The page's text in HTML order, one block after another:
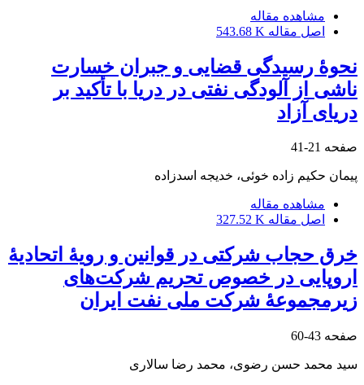
مشاهده مقاله
اصل مقاله 543.68 K
نحوۀ رسیدگی قضایی و جبران خسارت
ناشی از آلودگی نفتی در دریا با تأکید بر
دریای آزاد
صفحه 21-41
پیمان حکیم زاده خوئی، خدیجه اسدزاده
مشاهده مقاله
اصل مقاله 327.52 K
خرق حجاب شرکتی در قوانین و رویۀ اتحادیۀ
اروپایی در خصوص تحریم شرکت‌های
زیرمجموعۀ شرکت ملی نفت ایران
صفحه 43-60
سید محمد حسن رضوی، محمد رضا سالاری